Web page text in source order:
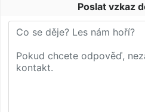
Poslat vzkaz